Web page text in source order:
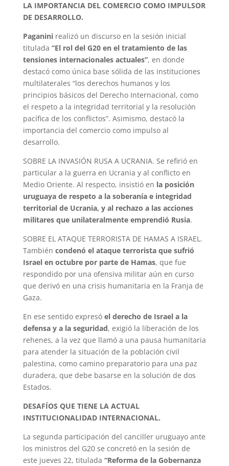
LA IMPORTANCIA DEL COMERCIO COMO IMPULSOR
DE DESARROLLO.
Paganini realizó un discurso en la sesión inicial
titulada “El rol del G20 en el tratamiento de las
tensiones internacionales actuales”, en donde
destacó como única base sólida de las instituciones
multilaterales “los derechos humanos y los
principios básicos del Derecho Internacional, como
el respeto a la integridad territorial y la resolución
pacífica de los conflictos”. Asimismo, destacó la
importancia del comercio como impulso al
desarrollo.
SOBRE LA INVASIÓN RUSA A UCRANIA. Se refirió en
particular a la guerra en Ucrania y al conflicto en
Medio Oriente. Al respecto, insistió en la posición
uruguaya de respeto a la soberanía e integridad
territorial de Ucrania, y al rechazo a las acciones
militares que unilateralmente emprendió Rusia.
SOBRE EL ATAQUE TERRORISTA DE HAMAS A ISRAEL.
También condenó el ataque terrorista que sufrió
Israel en octubre por parte de Hamas, que fue
respondido por una ofensiva militar aún en curso
que derivó en una crisis humanitaria en la Franja de
Gaza.
En ese sentido expresó el derecho de Israel a la
defensa y a la seguridad, exigió la liberación de los
rehenes, a la vez que llamó a una pausa humanitaria
para atender la situación de la población civil
palestina, como camino preparatorio para una paz
duradera, que debe basarse en la solución de dos
Estados.
DESAFÍOS QUE TIENE LA ACTUAL
INSTITUCIONALIDAD INTERNACIONAL.
La segunda participación del canciller uruguayo ante
los ministros del G20 se concretó en la sesión de
este jueves 22, titulada “Reforma de la Gobernanza